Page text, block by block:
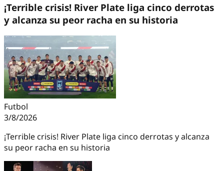
¡Terrible crisis! River Plate liga cinco derrotas
y alcanza su peor racha en su historia
Futbol
3/8/2026
¡Terrible crisis! River Plate liga cinco derrotas y alcanza
su peor racha en su historia